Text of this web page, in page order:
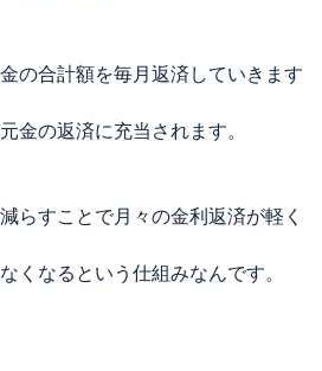
の合計額を毎月返済していきます
金の返済に充当されます。
らすことで月々の金利返済が軽く
くなるという仕組みなんです。